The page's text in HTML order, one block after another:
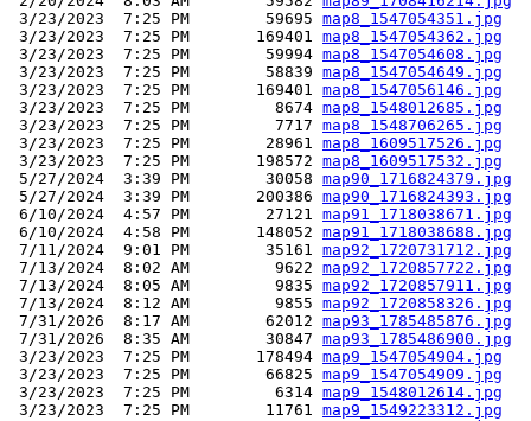
3/23/2023  7:25 PM        59695 map8_1547054351.jpg
3/23/2023  7:25 PM       169401 map8_1547054362.jpg
3/23/2023  7:25 PM        59994 map8_1547054608.jpg
3/23/2023  7:25 PM        58839 map8_1547054649.jpg
3/23/2023  7:25 PM       169401 map8_1547056146.jpg
3/23/2023  7:25 PM         8674 map8_1548012685.jpg
3/23/2023  7:25 PM         7717 map8_1548706265.jpg
3/23/2023  7:25 PM        28961 map8_1609517526.jpg
3/23/2023  7:25 PM       198572 map8_1609517532.jpg
5/27/2024  3:39 PM        30058 map90_1716824379.jpg
5/27/2024  3:39 PM       200386 map90_1716824393.jpg
6/10/2024  4:57 PM        27121 map91_1718038671.jpg
6/10/2024  4:58 PM       148052 map91_1718038688.jpg
7/11/2024  9:01 PM        35161 map92_1720731712.jpg
7/13/2024  8:02 AM         9622 map92_1720857722.jpg
7/13/2024  8:05 AM         9835 map92_1720857911.jpg
7/13/2024  8:12 AM         9855 map92_1720858326.jpg
7/31/2026  8:17 AM        62012 map93_1785485876.jpg
7/31/2026  8:35 AM        30847 map93_1785486900.jpg
3/23/2023  7:25 PM       178494 map9_1547054904.jpg
3/23/2023  7:25 PM        66825 map9_1547054909.jpg
3/23/2023  7:25 PM         6314 map9_1548012614.jpg
3/23/2023  7:25 PM        11761 map9_1549223312.jpg